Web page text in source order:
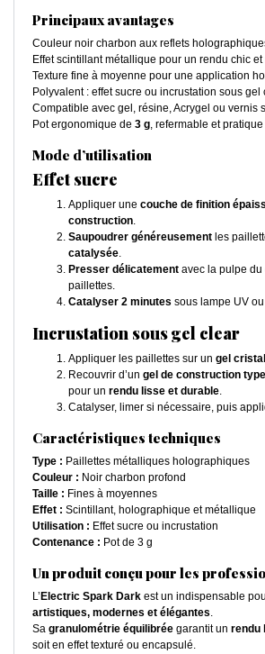
Principaux avantages
Couleur noir charbon aux reflets
Effet scintillant métallique pour un rendu chic et
Texture fine à moyenne pour une application
Polyvalent : effet sucre ou incrustation sous gel
Compatible avec gel, résine, Acrygel ou vernis
Pot ergonomique de 3 g, refermable et pratique
Mode d’utilisation
Effet sucre
Appliquer une couche de finition
construction.
Saupoudrer généreusement les
catalysée.
Presser délicatement avec la pulpe
paillettes.
Catalyser 2 minutes sous lampe UV
Incrustation sous gel clear
Appliquer les paillettes sur un gel
Recouvrir d’un gel de construction
pour un rendu lisse et durable.
Catalyser, limer si nécessaire, puis
Caractéristiques techniques
Type : Paillettes métalliques holographiques
Couleur : Noir charbon profond
Taille : Fines à moyennes
Effet : Scintillant, holographique et métallique
Utilisation : Effet sucre ou incrustation
Contenance : Pot de 3 g
Un produit conçu pour les
L’ Electric Spark Dark est un indispensable
artistiques, modernes et élégantes.
Sa granulométrie équilibrée garantit un rendu
soit en effet texturé ou encapsulé.